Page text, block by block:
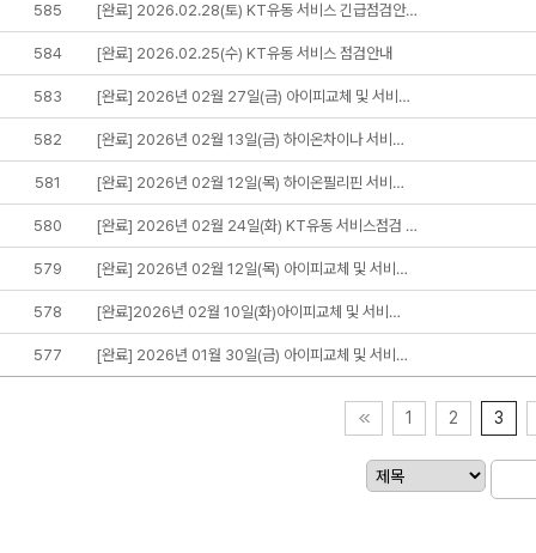
585 [완료] 2026.02.28(토) KT유동 서비스 긴급점검안…
584 [완료] 2026.02.25(수) KT유동 서비스 점검안내
583 [완료] 2026년 02월 27일(금) 아이피교체 및 서비…
582 [완료] 2026년 02월 13일(금) 하이온차이나 서비…
581 [완료] 2026년 02월 12일(목) 하이온필리핀 서비…
580 [완료] 2026년 02월 24일(화) KT유동 서비스점검 …
579 [완료] 2026년 02월 12일(목) 아이피교체 및 서비…
578 [완료]2026년 02월 10일(화)아이피교체 및 서비…
577 [완료] 2026년 01월 30일(금) 아이피교체 및 서비…
1 2 3